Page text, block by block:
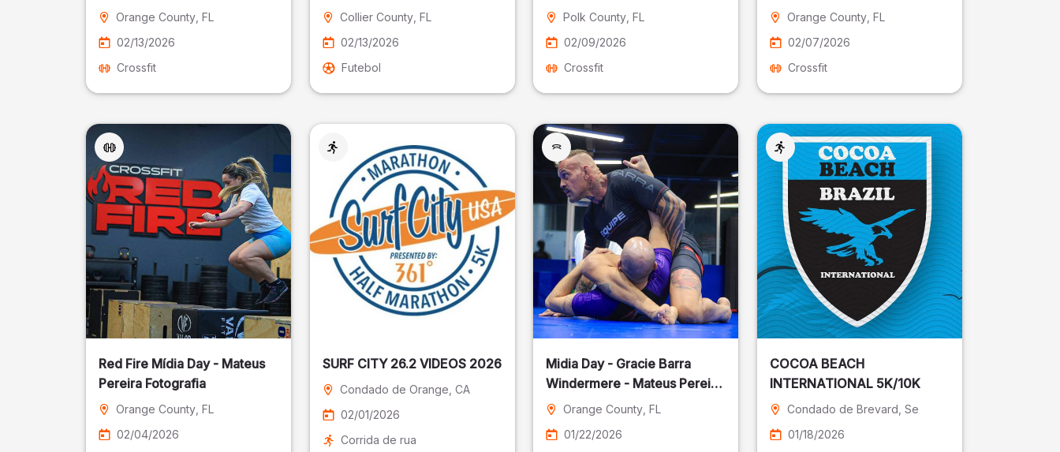
Fotografia
Orange County , FL
02/13/2026
Crossfit
Collier County, FL
02/13/2026
Futebol
Fotografia
Polk County , FL
02/09/2026
Crossfit
Fotografia
Orange County, FL
02/07/2026
Crossfit
Red Fire Mídia Day - Mateus
Pereira Fotografia
Orange County , FL
02/04/2026
SURF CITY 26.2 VIDEOS 2026
Condado de Orange , CA
02/01/2026
Corrida de rua
Midia Day - Gracie Barra
Windermere - Mateus Pereira
Fotografia
Orange County , FL
01/22/2026
COCOA BEACH
INTERNATIONAL 5K/10K
Condado de Brevard , Se
01/18/2026